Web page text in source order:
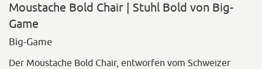
Moustache Bold Chair | Stuhl Bold von Big-
Game
Big-Game
Der Moustache Bold Chair, entworfen vom Schweizer